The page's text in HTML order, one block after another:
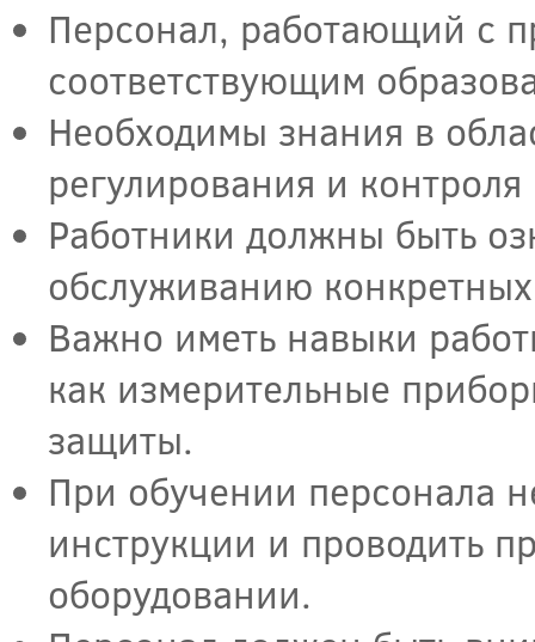
Персонал, работающий с
соответствующим
Необходимы знания в
регулирования и
Работники должны быть
обслуживанию
Важно иметь навыки
как измерительные
защиты.
При обучении персонала
инструкции и проводить
оборудовании.